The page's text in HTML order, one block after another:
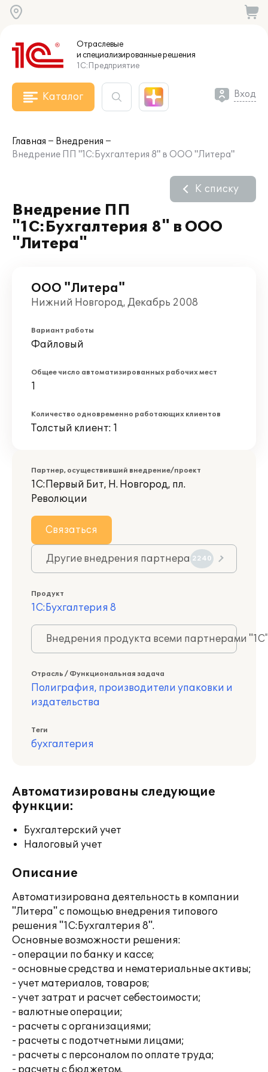
Отраслевые
и специализированныерешения
1С:Предприятие
Каталог Вход
Главная
Внедрения
Внедрение ПП "1С:Бухгалтерия 8" в ООО "Литера"
Внедрение ПП
"1С:Бухгалтерия 8" в ООО
"Литера"
К списку
ООО "Литера"
Нижний Новгород, Декабрь 2008
Вариант работы
Файловый
Общее число автоматизированных рабочих мест
1
Количество одновременно работающих клиентов
Толстый клиент: 1
Партнер, осуществивший внедрение/проект
1С:Первый Бит, Н. Новгород, пл.
Революции
Связаться
Другие внедрения партнера 2240
Продукт
1С:Бухгалтерия 8
Внедрения продукта всеми партнерами
Отрасль / Функциональная задача
Полиграфия, производители упаковки и
издательства
Теги
бухгалтерия
Автоматизированы следующие
функции:
Бухгалтерский учет
Налоговый учет
Описание
Автоматизирована деятельность в компании
"Литера" с помощью внедрения типового
решения "1С:Бухгалтерия 8".
Основные возможности решения:
- операции по банку и кассе;
- основные средства и нематериальные активы;
- учет материалов, товаров;
- учет затрат и расчет себестоимости;
- валютные операции;
- расчеты с организациями;
- расчеты с подотчетными лицами;
- расчеты с персоналом по оплате труда;
- расчеты с бюджетом.